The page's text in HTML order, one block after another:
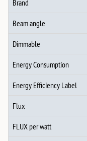
Brand
Beam angle
Dimmable
Energy Consumption
Energy Efficiency Label
Flux
FLUX per watt